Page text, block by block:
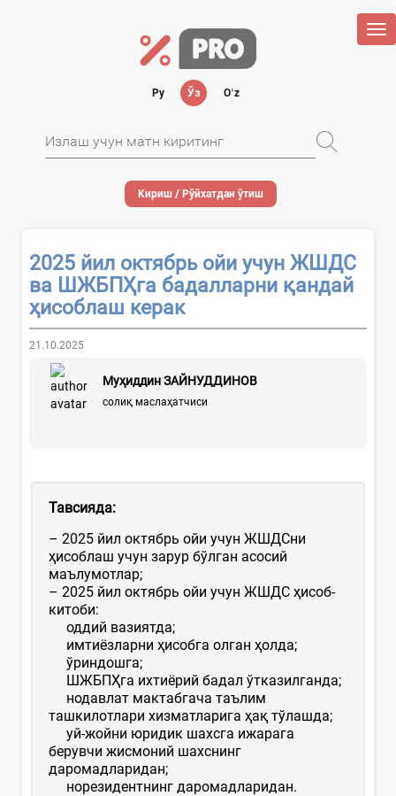
Ру Ўз Oʻz
Кириш / Рўйхатдан ўтиш
2025 йил октябрь ойи учун ЖШДС
ва ШЖБПҲга бадалларни қандай
ҳисоблаш керак
21.10.2025
Муҳиддин ЗАЙНУДДИНОВ
солиқ маслаҳатчиси
Тавсияда:
– 2025 йил октябрь ойи учун ЖШДСни
ҳисоблаш учун зарур бўлган асосий
маълумотлар;
– 2025 йил октябрь ойи учун ЖШДС ҳисоб-
китоби:
оддий вазиятда;
имтиёзларни ҳисобга олган ҳолда;
ўриндошга;
ШЖБПҲга ихтиёрий бадал ўтказилганда;
нодавлат мактабгача таълим
ташкилотлари хизматларига ҳақ тўлашда;
уй-жойни юридик шахсга ижарага
берувчи жисмоний шахснинг
даромадларидан;
норезидентнинг даромадларидан.